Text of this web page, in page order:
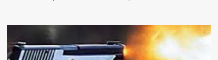
fugir da cidade Buziana. Um dos detidos é policial civil e este foi
baleado na perna na troca de tiros . Na ocorrência, três armas,
pistolas e uma réplica de fuzil, foram apreendidas. O homem